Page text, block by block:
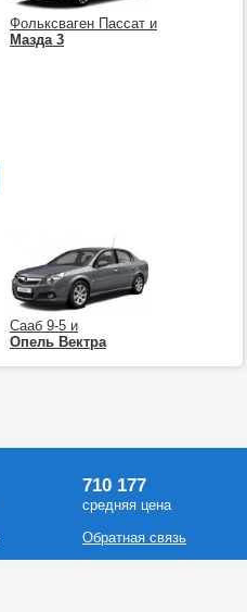
Фольксваген Пассат и
Мазда 3
Сааб 9-5 и
Опель Вектра
710 177
средняя цена
Обратная связь